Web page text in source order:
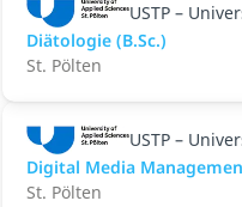
USTP –
Diätologie (B.Sc.)
St. Pölten
USTP –
Digital Media
St. Pölten